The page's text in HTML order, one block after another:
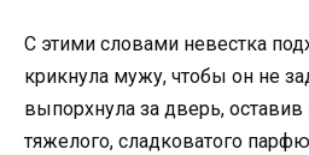
С этими словами невестка
крикнула мужу, чтобы он не
выпорхнула за дверь,
тяжелого, сладковатого